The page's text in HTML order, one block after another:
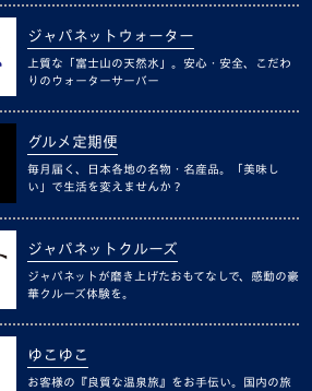
ジャパネットウォーター
上質な「富士山の天然水」。安心・安全、こだわ
りのウォーターサーバー
グルメ定期便
毎月届く、日本各地の名物・名産品。「美味し
い」で生活を変えませんか？
ジャパネットクルーズ
ジャパネットが磨き上げたおもてなしで、感動の豪
華クルーズ体験を。
ゆこゆこ
お客様の『良質な温泉旅』をお手伝い。国内の旅